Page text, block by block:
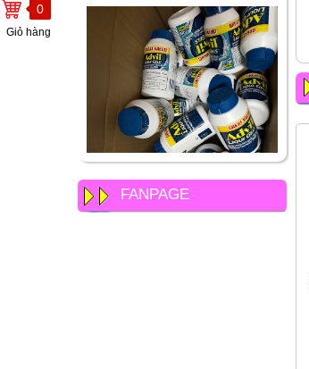
0
Giỏ hàng
FANPAGE